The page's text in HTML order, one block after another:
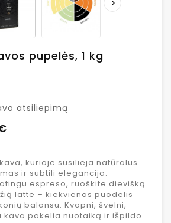

pupelės, 1 kg
atsiliepimą
kurioje susilieja natūralus
ir subtili elegancija.
espreso, ruoškite dievišką
latte – kiekvienas puodelis
balansu. Kvapni, švelni,
kava pakelia nuotaiką ir išpildo